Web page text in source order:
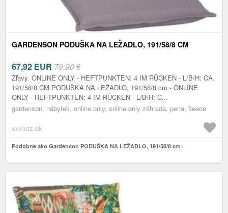
GARDENSON PODUŠKA NA LEŽADLO, 191/58/8 CM
67,92 EUR 79,90 €
Zľavy. ONLINE ONLY - HEFTPUNKTEN: 4 IM RÜCKEN - L/B/H: CA.
191/58/8 CM PODUŠKA NA LEŽADLO, 191/58/8 cm - ONLINE
ONLY - HEFTPUNKTEN: 4 IM RÜCKEN - L/B/H: C...
gardenson, nábytek, online only, online only záhrada, pena, fleece
xxxlutz.sk
Podobne ako Gardenson PODUŠKA NA LEŽADLO, 191/58/8 cm